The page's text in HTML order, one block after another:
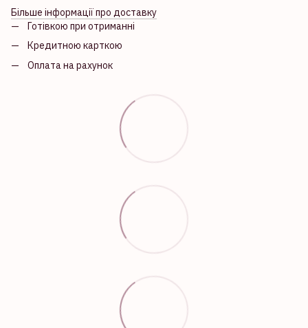
Більше інформації про доставку
Готівкою при отриманні
Кредитною карткою
Оплата на рахунок